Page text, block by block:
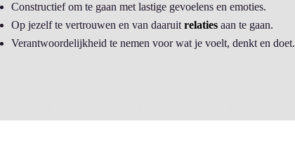
Constructief om te gaan met lastige gevoelens en emoties.
Op jezelf te vertrouwen en van daaruitrelatiesaan te gaan.
Verantwoordelijkheid te nemen voor wat je voelt, denkt en doet.